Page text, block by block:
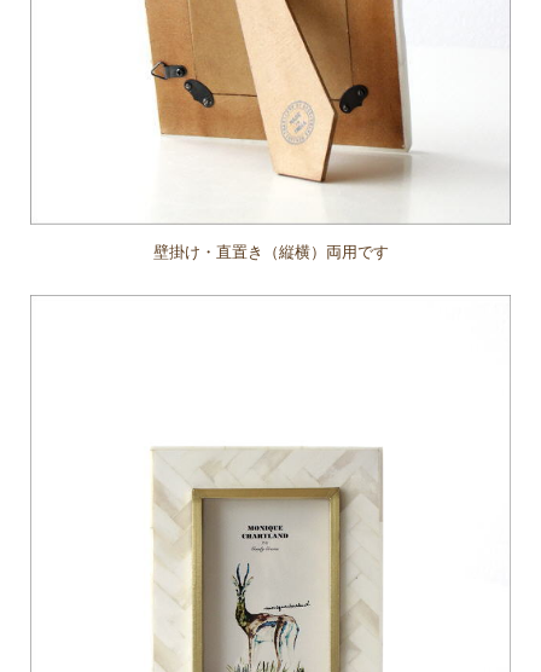
壁掛け・直置き（縦横）両用です